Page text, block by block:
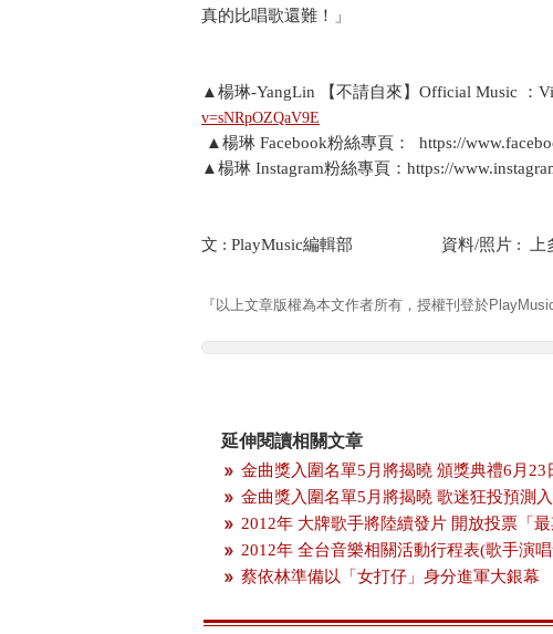
真的比唱歌還難！」
▲楊琳-YangLin 【不請自來】Official Music ：
v=sNRpOZQaV9E
▲楊琳 Facebook粉絲專頁： https://
▲楊琳 Instagram粉絲專頁：https://
文 : PlayMusic編輯部 資料/照片 : 上
『以上文章版權為本文作者所有，授權刊登於
延伸閱讀相關文章
金曲獎入圍名單5月將揭曉 頒獎典禮6月23
金曲獎入圍名單5月將揭曉 歌迷狂投預測
2012年 大牌歌手將陸續發片 開放投票「最
2012年 全台音樂相關活動行程表(歌手演
蔡依林準備以「女打仔」身分進軍大銀幕